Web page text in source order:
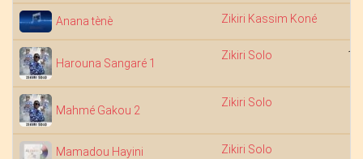
Anana tènè Zikiri Kassim Koné
Harouna Sangaré 1
Zikiri Solo
Mahmé Gakou 2
Zikiri Solo
Mamadou Hayini Zikiri Solo